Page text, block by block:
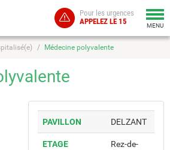
Pour les urgences
APPELEZ LE 15
MENU
Médecine polyvalente
PAVILLON DELZANT
ETAGE
Rez-de-